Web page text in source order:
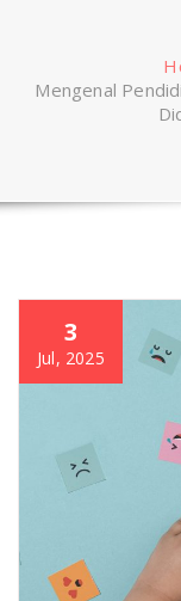
Mengenal
3
Jul, 2025